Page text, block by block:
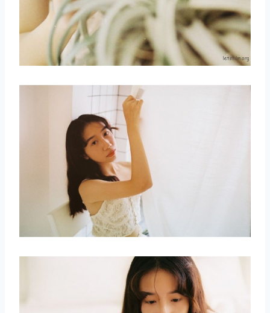
取消 搜索